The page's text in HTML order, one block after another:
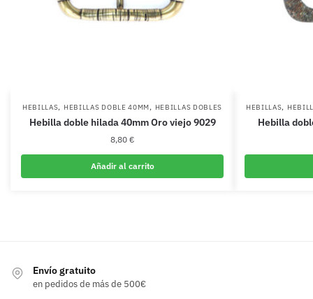
HEBILLAS, HEBILLAS DOBLE 40MM, HEBILLAS DOBLES
Hebilla doble hilada 40mm Oro viejo 9029
8,80 €
Añadir al carrito
HEBILLAS,
Hebilla
Envío gratuito
en pedidos de más de 500€